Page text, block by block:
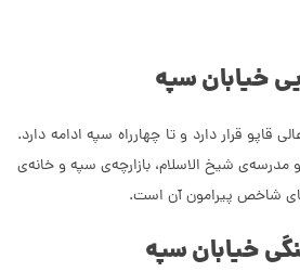
خیابان سپه
قاپو قرار دارد و تا چهارراه سپه ادامه دارد.
شیخ الاسلام، بازارچه‌ی سپه و خانه‌ی
شاخص پیرامون آن است.
خیابان سپه